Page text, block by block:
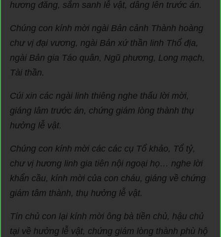
hương đăng, sắm sanh lễ vật, dâng lên trước án.
Chúng con kính mời ngài Bản cảnh Thành hoàng
chư vị đại vương, ngài Bản xứ thần linh Thổ địa,
ngài Bản gia Táo quân, Ngũ phương, Long mạch,
Tài thần.
Cúi xin các ngài linh thiêng nghe thấu lời mời,
giáng lâm trước án, chứng giám lòng thành thụ
hưởng lễ vật.
Chúng con kính mời các các cụ Tổ khảo, Tổ tỷ,
chư vị hương linh gia tiên nội ngoại họ… nghe lời
khẩn cầu, kính mời của con cháu, giáng về chứng
giám tâm thành, thụ hưởng lễ vật.
Tín chủ con lại kính mời ông bà tiền chủ, hậu chủ
tại về hưởng lễ vật, chứng giám lòng thành phù hộ